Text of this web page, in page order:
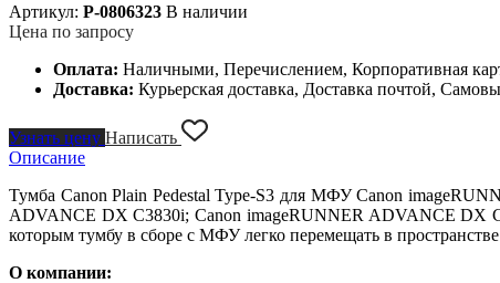
Артикул: P-0806323 В наличии
Цена по запросу
Оплата: Наличными, Перечислением, Корпоративная
Доставка: Курьерская доставка, Доставка почтой,
Узнать цену Написать
Описание
Тумба Canon Plain Pedestal Type-S3 для МФУ Canon
ADVANCE DX C3830i; Canon imageRUNNER ADVANCE DX
которым тумбу в сборе с МФУ легко перемещать в пространстве
О компании: